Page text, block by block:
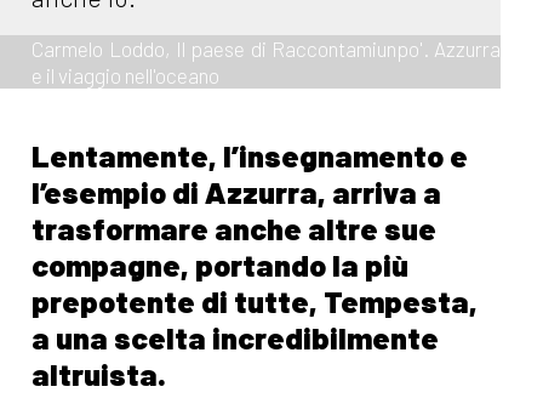
Carmelo Loddo, Il paese di Raccontamiunpo'. Azzurra
e il viaggio nell'oceano
Lentamente, l’insegnamento e
l’esempio di Azzurra, arriva a
trasformare anche altre sue
compagne, portando la più
prepotente di tutte, Tempesta,
a una scelta incredibilmente
altruista.